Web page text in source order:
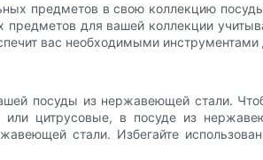
предметов в свою коллекцию
для вашей коллекции
вас необходимыми инструментами
посуды из нержавеющей стали.
цитрусовые, в посуде из
стали. Избегайте